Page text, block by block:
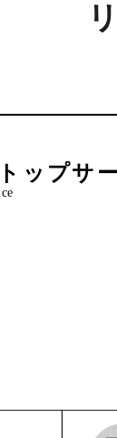
ップサ